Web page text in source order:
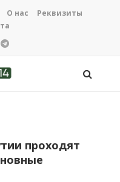
О нас
Реквизиты
проходят